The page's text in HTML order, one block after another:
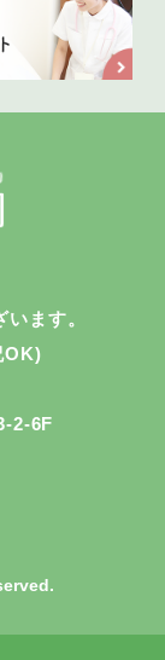
ます。
OK)
2-6F